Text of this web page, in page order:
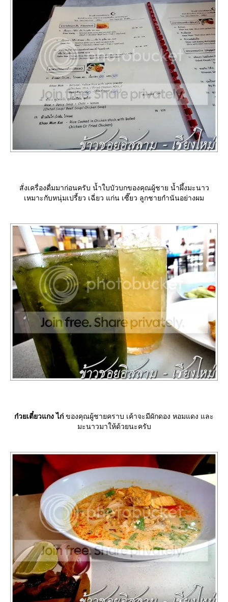
สั่งเครื่องดื่มมาก่อนครับ น้ำใบบัวบกของคุณผู้ชาย น้ำผึ้งมะนาว
เหมาะกับหนุ่มเปรี้ยว เฉี่ยว แก่น เซี๊ยว ลูกชายกำนันอย่างผม
ก๋วยเตี๋ยวแกง ไก่ ของคุณผู้ชายคราบ เค้าจะมีผักดอง หอมแดง และ
มะนาวมาให้ด้วยนะครับ